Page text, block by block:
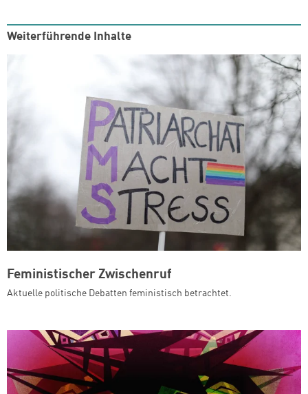
Weiterführende Inhalte
Feministischer Zwischenruf
Aktuelle politische Debatten feministisch betrachtet.